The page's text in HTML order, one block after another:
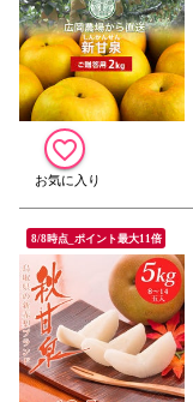
8/8時点_ポイント最大11倍